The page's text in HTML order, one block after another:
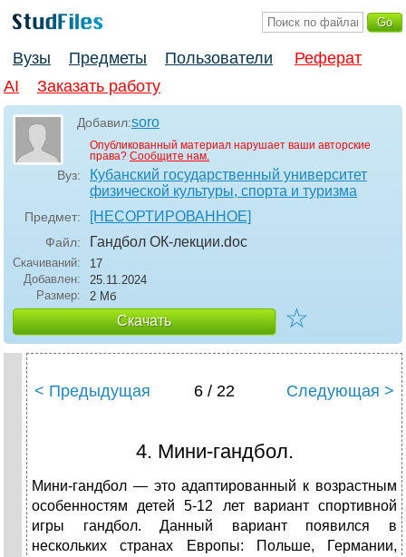
Вузы Предметы Пользователи
Реферат
AI
Заказать работу
Добавил:soro
Опубликованный материал нарушает ваши авторские
права? Сообщите нам.
Вуз:
Кубанский государственный университет
физической культуры, спорта и туризма
Предмет: [НЕСОРТИРОВАННОЕ]
Файл: Гандбол ОК-лекции.doc
Скачиваний:
17
Добавлен:
25.11.2024
Размер:
2 Мб
Скачать ☆
< Предыдущая 6 / 22 Следующая >
4. Мини-гандбол.
Мини-гандбол — это адаптированный к возрастным
особенностям детей 5-12 лет вариант спортивной
игры гандбол. Данный вариант появился в
нескольких странах Европы: Польше, Германии,